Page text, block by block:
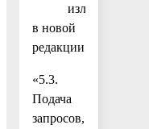
изложить
в новой
редакции:
«5.3.
Подача
запросов,